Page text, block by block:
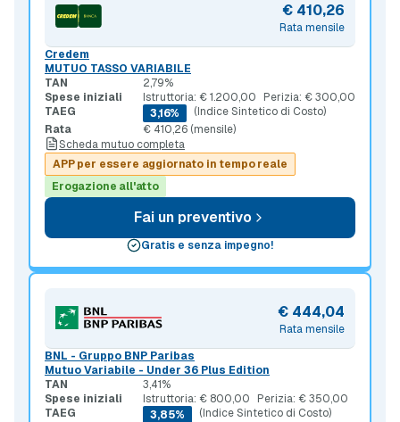
Rata mensile
€ 410,26
Credem
MUTUO TASSO VARIABILE
TAN
2,79%
Spese iniziali
Istruttoria: € 1.200,00
Perizia: € 300,00
TAEG
3,16%
(Indice Sintetico di Costo)
Rata
€ 410,26 (mensile)
Scheda mutuo completa
APP per essere aggiornato in tempo reale
Erogazione all'atto
Fai un preventivo
Gratis e senza impegno!
Rata mensile
€ 444,04
BNL - Gruppo BNP Paribas
Mutuo Variabile - Under 36 Plus Edition
TAN
3,41%
Spese iniziali
Istruttoria: € 800,00
Perizia: € 350,00
TAEG
3,85%
(Indice Sintetico di Costo)